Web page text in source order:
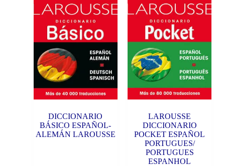
DICCIONARIO
BÁSICO ESPAÑOL-
ALEMÁN LAROUSSE
LAROUSSE
DICCIONARIO
POCKET ESPAÑOL
PORTUGUES/
PORTUGUES
ESPANHOL